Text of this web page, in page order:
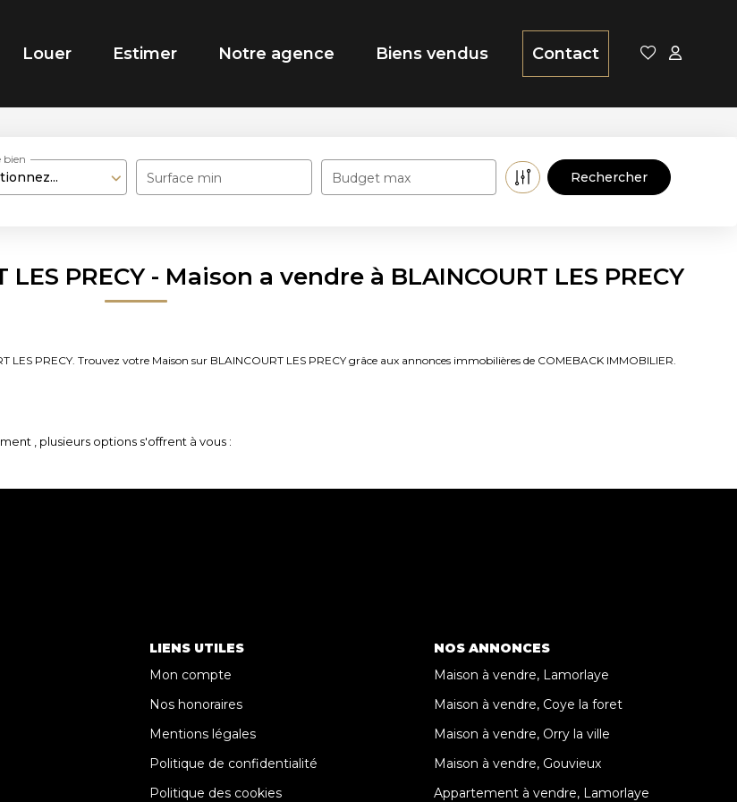
Louer Estimer Notre agence Biens vendus Contact
bien
Surface min Budget max
PRECY - Maison a vendre à BLAINCOURT LES PRECY
PRECY. Trouvez votre Maison sur BLAINCOURT LES PRECY grâce aux annonces immobilières de COMEBACK IMMOBILIER.
, plusieurs options s'offrent à vous :
LIENS UTILES
Mon compte
Nos honoraires
Mentions légales
Politique de confidentialité
Politique des cookies
NOS ANNONCES
Maison à vendre, Lamorlaye
Maison à vendre, Coye la foret
Maison à vendre, Orry la ville
Maison à vendre, Gouvieux
Appartement à vendre, Lamorlaye